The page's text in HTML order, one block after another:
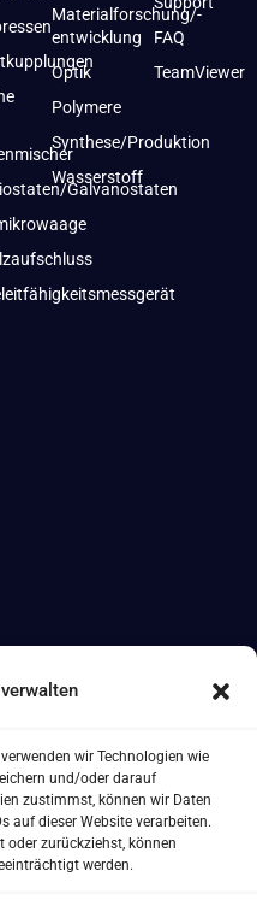
wir Technologien wie
und/oder darauf
zustimmst, können wir Daten
auf dieser Website verarbeiten.
zurückziehst, können
werden.
Galvanostaten
Materialforschung/-
entwicklung
Optik
Polymere
Synthese/Produktion
Wasserstoff
FAQ
TeamViewer